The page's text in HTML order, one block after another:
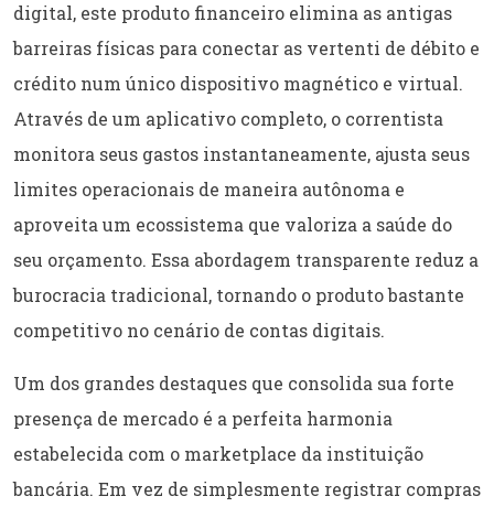
digital, este produto financeiro elimina as antigas
barreiras físicas para conectar as vertenti de débito e
crédito num único dispositivo magnético e virtual.
Através de um aplicativo completo, o correntista
monitora seus gastos instantaneamente, ajusta seus
limites operacionais de maneira autônoma e
aproveita um ecossistema que valoriza a saúde do
seu orçamento. Essa abordagem transparente reduz a
burocracia tradicional, tornando o produto bastante
competitivo no cenário de contas digitais.
Um dos grandes destaques que consolida sua forte
presença de mercado é a perfeita harmonia
estabelecida com o marketplace da instituição
bancária. Em vez de simplesmente registrar compras